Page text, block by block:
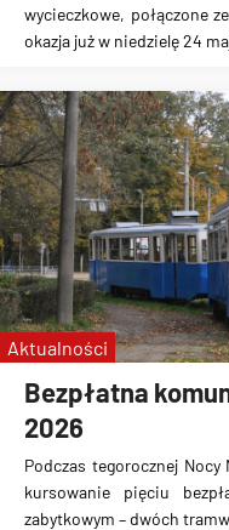
wycieczkowe, połączone
okazja już w niedzielę 24
Bezpłatna
2026
Podczas tegorocznej Nocy
kursowanie pięciu
zabytkowym – dwóch
Aktualności